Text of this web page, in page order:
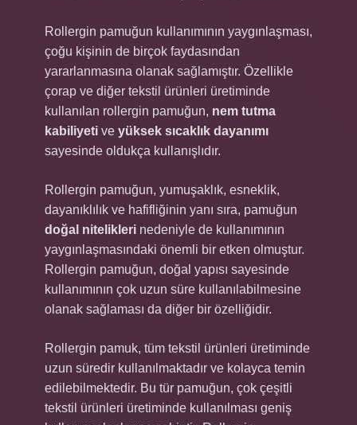
Rollergin pamuğun kullanımının yaygınlaşması,
çoğu kişinin de birçok faydasından
yararlanmasına olanak sağlamıştır. Özellikle
çorap ve diğer tekstil ürünleri üretiminde
kullanılan rollergin pamuğun, nem tutma
kabiliyeti ve yüksek sıcaklık dayanımı
sayesinde oldukça kullanışlıdır.
Rollergin pamuğun, yumuşaklık, esneklik,
dayanıklılık ve hafifliğinin yanı sıra, pamuğun
doğal nitelikleri nedeniyle de kullanımının
yaygınlaşmasındaki önemli bir etken olmuştur.
Rollergin pamuğun, doğal yapısı sayesinde
kullanımının çok uzun süre kullanılabilmesine
olanak sağlaması da diğer bir özelliğidir.
Rollergin pamuk, tüm tekstil ürünleri üretiminde
uzun süredir kullanılmaktadır ve kolayca temin
edilebilmektedir. Bu tür pamuğun, çok çeşitli
tekstil ürünleri üretiminde kullanılması geniş